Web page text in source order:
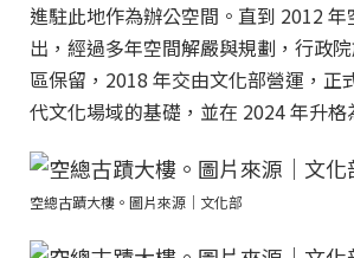
進駐此地作為辦公空間。直到 2012
出，經過多年空間解嚴與規劃，行政
區保留，2018 年交由文化部營運，正
代文化場域的基礎，並在 2024 年升格
空總古蹟大樓。圖片來源｜文化部